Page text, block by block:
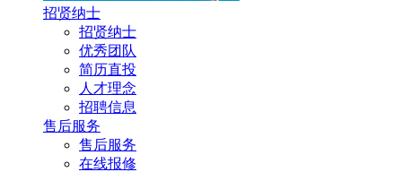
招贤纳士
招贤纳士
优秀团队
简历直投
人才理念
招聘信息
售后服务
售后服务
在线报修